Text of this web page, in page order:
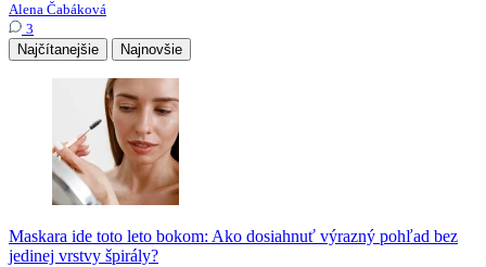
Alena Čabáková
3
Najčítanejšie
Najnovšie
Maskara ide toto leto bokom: Ako dosiahnuť výrazný pohľad bez
jedinej vrstvy špirály?